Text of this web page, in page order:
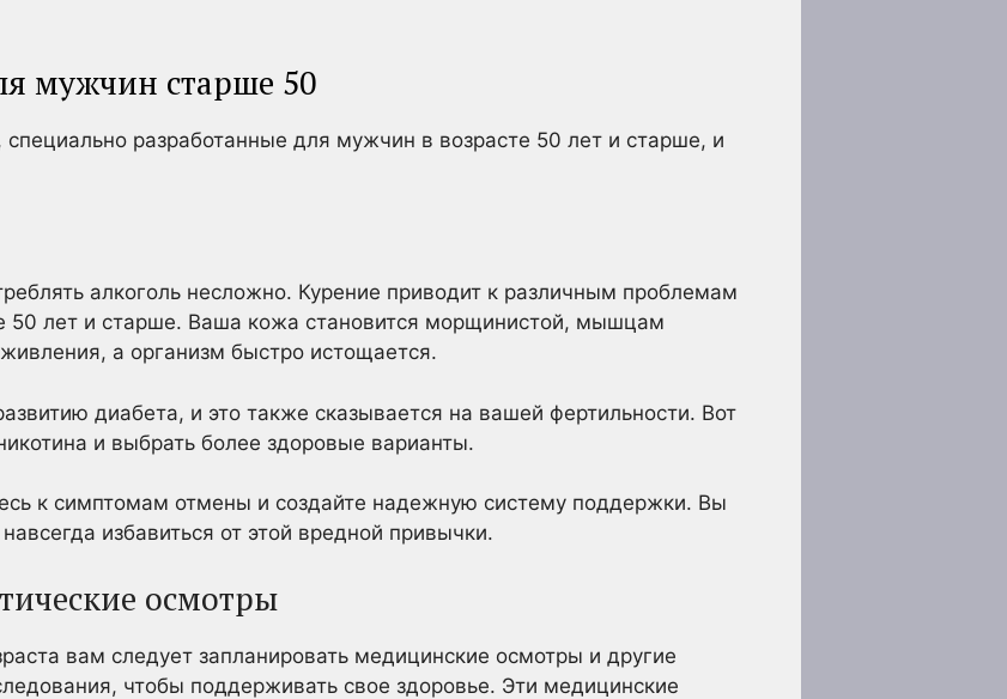
мужчин старше 50
разработанные для мужчин в возрасте 50 лет и старше, и
алкоголь несложно. Курение приводит к различным проблемам
50 лет и старше. Ваша кожа становится морщинистой, мышцам
а организм быстро истощается.
диабета, и это также сказывается на вашей фертильности. Вот
и выбрать более здоровые варианты.
к симптомам отмены и создайте надежную систему поддержки. Вы
избавиться от этой вредной привычки.
осмотры
вам следует запланировать медицинские осмотры и другие
чтобы поддерживать свое здоровье. Эти медицинские